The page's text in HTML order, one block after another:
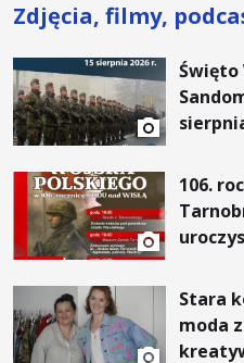
Zdjęcia, filmy,
Święto
106.
Stara
moda